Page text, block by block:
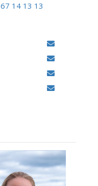
67 14 13 13